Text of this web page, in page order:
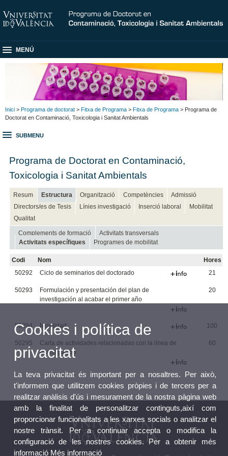
MENÚ
Inici > Programa de doctorat > Fitxa de Programa > Fitxa de Programa > Programa de
Doctorat en Contaminació, Toxicologia i Sanitat Ambientals
SUBMENU
Programa de Doctorat en Contaminació,
Toxicologia i Sanitat Ambientals
Resum Estructura Organització Competències
Admissió
Directors/es de Tesis
Línies investigació Inserció laboral
Mobilitat
Qualitat
Complements de formació
Activitats transversals
Activitats específiques
Programes de mobilitat
Codi Nom
Hores
50292
Ciclo de seminarios del doctorado 21
50293
Formulación y presentación del plan de
investigación al acabar el primer año
20
50294 Movilidad 100
50295
Carta de actividades relacionadas con la línea de
investigación
60
Cookies i política de
privacitat
La teva privacitat és important per a nosaltres. Per això,
t'informem que utilitzem cookies pròpies i de tercers per a
realitzar anàlisis d'ús i mesurament de la nostra pàgina web
amb la finalitat de personalitzar continguts,així com
proporcionar funcionalitats a les xarxes socials o analitzar el
nostre trànsit. Per a continuar accepta o modifica la
configuració de les nostres cookies. Per a obtenir més
informació Més informació